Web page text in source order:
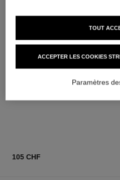
105 CHF
ACCEPTER LES COOKIES
TOUT
Paramètres